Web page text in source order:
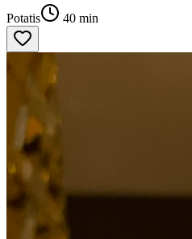
Potatis 40 min